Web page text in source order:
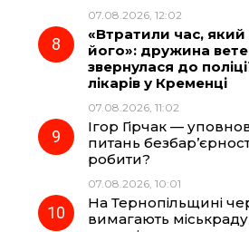
07.08.2026, 12:02
«Втратили час, який
його»: дружина
звернулася до
лікарів у Кременці
07.08.2026, 11:02
Ігор Гірчак —
питань
робити?
07.08.2026, 10:01
На Тернопільщині
вимагають